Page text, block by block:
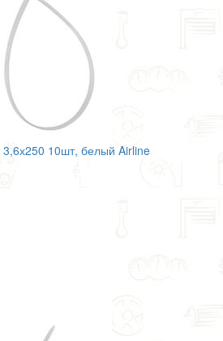
3,6х250 10шт, белый Airline